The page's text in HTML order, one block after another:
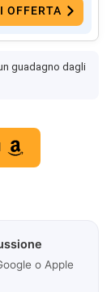
OFFERTA
guadagno dagli
o Apple